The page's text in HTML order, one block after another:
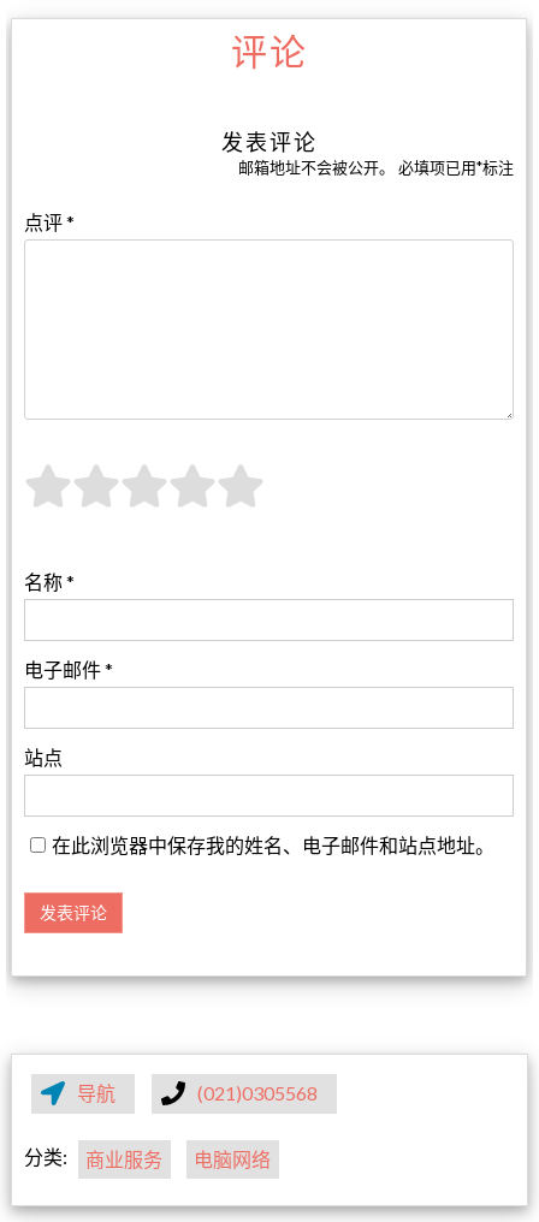
评论
发表评论
邮箱地址不会被公开。 必填项已用*标注
点评*
名称*
电子邮件*
站点
在此浏览器中保存我的姓名、电子邮件和站点地址。
导航 (021)0305568
分类: 商业服务 电脑网络